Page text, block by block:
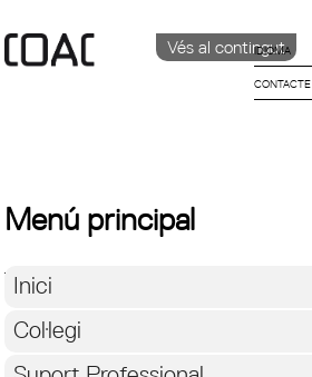
Vés al contingut
IDIOMA
CATALÀ
CONTACTE
Menú principal
Inici
Col·legi